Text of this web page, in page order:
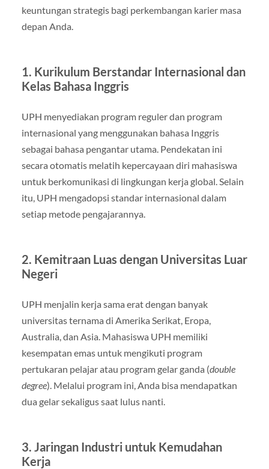
keuntungan strategis bagi perkembangan karier masa
depan Anda.
1. Kurikulum Berstandar Internasional dan
Kelas Bahasa Inggris
UPH menyediakan program reguler dan program
internasional yang menggunakan bahasa Inggris
sebagai bahasa pengantar utama. Pendekatan ini
secara otomatis melatih kepercayaan diri mahasiswa
untuk berkomunikasi di lingkungan kerja global. Selain
itu, UPH mengadopsi standar internasional dalam
setiap metode pengajarannya.
2. Kemitraan Luas dengan Universitas Luar
Negeri
UPH menjalin kerja sama erat dengan banyak
universitas ternama di Amerika Serikat, Eropa,
Australia, dan Asia. Mahasiswa UPH memiliki
kesempatan emas untuk mengikuti program
pertukaran pelajar atau program gelar ganda (double
degree). Melalui program ini, Anda bisa mendapatkan
dua gelar sekaligus saat lulus nanti.
3. Jaringan Industri untuk Kemudahan
Kerja